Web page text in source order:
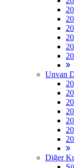
Unvan
Diğer